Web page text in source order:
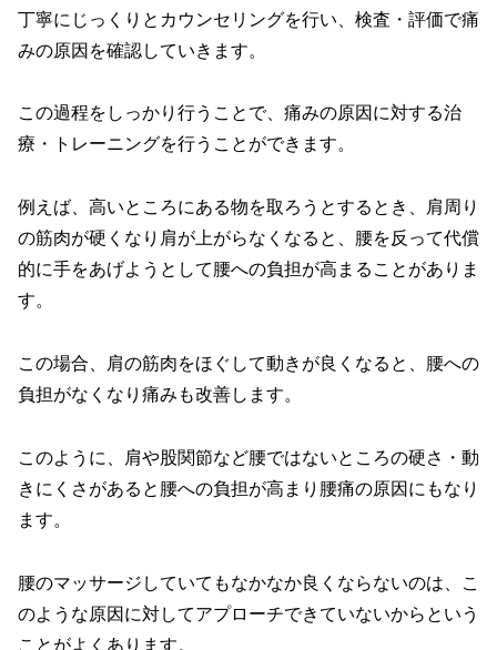
丁寧にじっくりとカウンセリングを行い、検査・評価で痛
みの原因を確認していきます。
この過程をしっかり行うことで、痛みの原因に対する治
療・トレーニングを行うことができます。
例えば、高いところにある物を取ろうとするとき、肩周り
の筋肉が硬くなり肩が上がらなくなると、腰を反って代償
的に手をあげようとして腰への負担が高まることがありま
す。
この場合、肩の筋肉をほぐして動きが良くなると、腰への
負担がなくなり痛みも改善します。
このように、肩や股関節など腰ではないところの硬さ・動
きにくさがあると腰への負担が高まり腰痛の原因にもなり
ます。
腰のマッサージしていてもなかなか良くならないのは、こ
のような原因に対してアプローチできていないからという
ことがよくあります。